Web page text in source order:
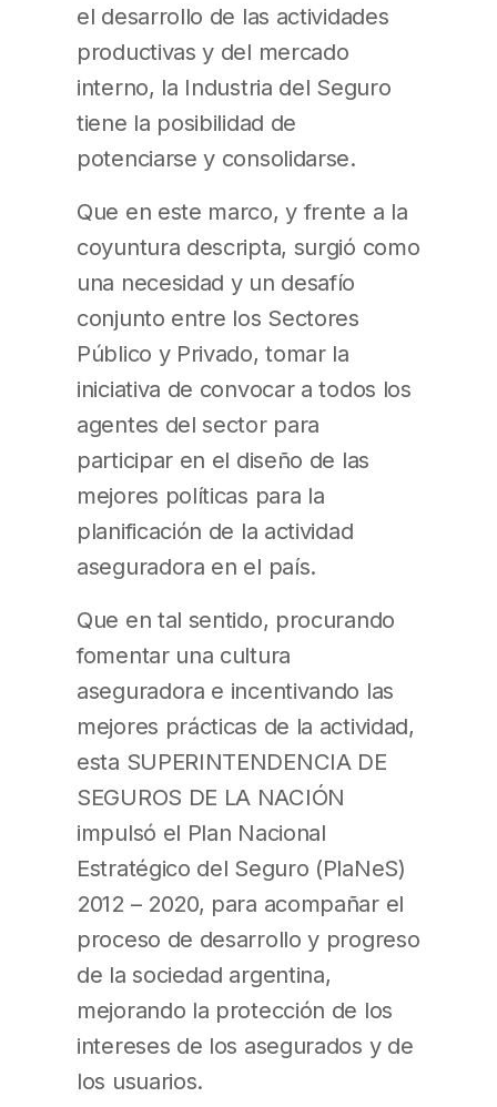
el desarrollo de las actividades
pro­ductivas y del mercado
interno, la Industria del Seguro
tiene la posibilidad de
potenciarse y consolidar­se.
Que en este marco, y frente a la
coyuntura descripta, surgió como
una necesidad y un desafío
conjunto entre los Sectores
Público y Privado, tomar la
iniciativa de convocar a todos los
agentes del sector para
participar en el diseño de las
mejores políticas para la
planificación de la actividad
aseguradora en el país.
Que en tal sentido, procurando
fomentar una cultura
aseguradora e incentivando las
mejores prácticas de la actividad,
esta SUPERINTENDENCIA DE
SEGUROS DE LA NACIÓN
impulsó el Plan Nacional
Estratégico del Seguro (PlaNeS)
2012 – 2020, para acompañar el
proceso de desarrollo y progreso
de la sociedad argentina,
mejorando la protección de los
intereses de los asegurados y de
los usuarios.